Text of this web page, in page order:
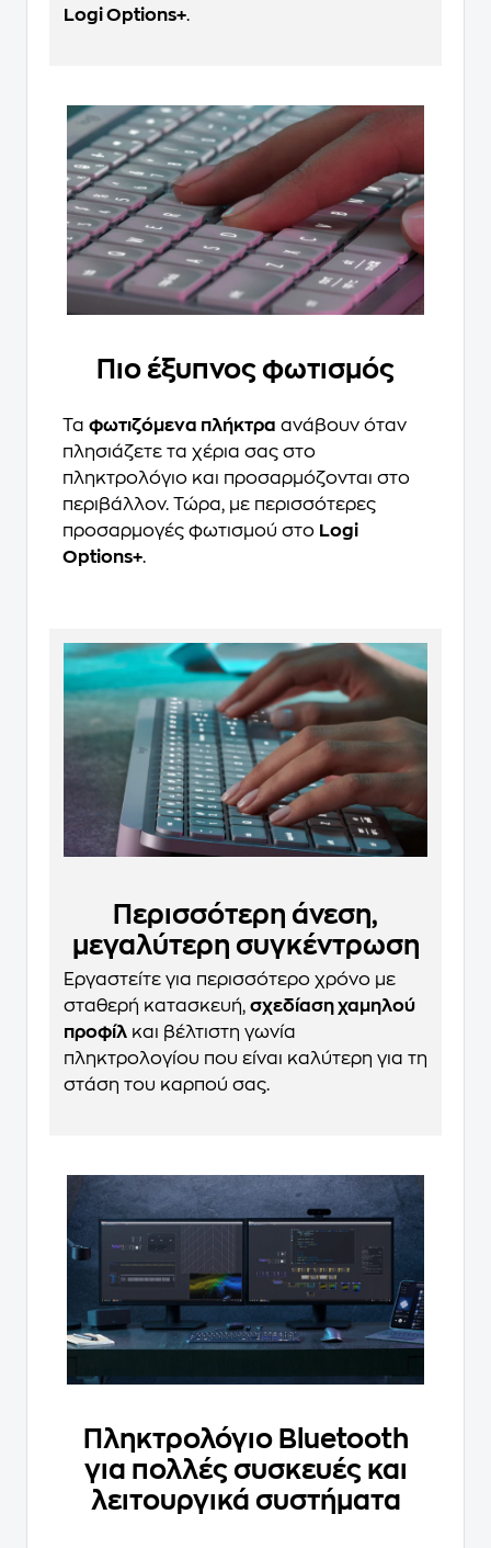
Logi Options+.
Πιο έξυπνος φωτισμός
Τα φωτιζόμενα πλήκτρα ανάβουν όταν
πλησιάζετε τα χέρια σας στο
πληκτρολόγιο και προσαρμόζονται στο
περιβάλλον. Τώρα, με περισσότερες
προσαρμογές φωτισμού στο Logi
Options+.
Περισσότερη άνεση,
μεγαλύτερη συγκέντρωση
Εργαστείτε για περισσότερο χρόνο με
σταθερή κατασκευή, σχεδίαση χαμηλού
προφίλ και βέλτιστη γωνία
πληκτρολογίου που είναι καλύτερη για τη
στάση του καρπού σας.
Πληκτρολόγιο Bluetooth
για πολλές συσκευές και
λειτουργικά συστήματα